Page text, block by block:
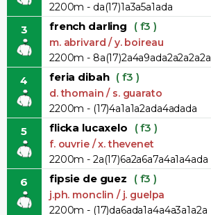
2200m - da(17)1a3a5a1ada
3 french darling ( f3 )
m. abrivard / y. boireau
2200m - 8a(17)2a4a9ada2a2a2a2a
4 feria dibah ( f3 )
d. thomain / s. guarato
2200m - (17)4a1a1a2ada4adada
5 flicka lucaxelo ( f3 )
f. ouvrie / x. thevenet
2200m - 2a(17)6a2a6a7a4a1a4ada
6 fipsie de guez ( f3 )
j.ph. monclin / j. guelpa
2200m - (17)da6ada1a4a4a3a1a2a